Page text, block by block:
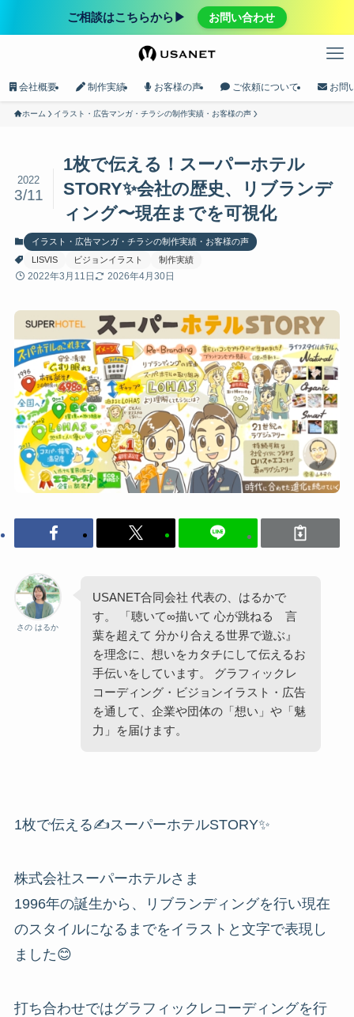
ご相談はこちらから▶︎ お問い合わせ
会社概要 制作実績 お客様の声 ご依頼について お問
ホーム イラスト・広告マンガ・チラシの制作実績・お客様の声
1枚で伝える！スーパーホテル
STORY✨会社の歴史、リブランデ
ィング〜現在までを可視化
2022
3/11
イラスト・広告マンガ・チラシの制作実績・お客様の声
LISVIS
ビジョンイラスト 制作実績
2022年3月11日 2026年4月30日
さの はるか
USANET合同会社 代表の、はるかで
す。 「聴いて∞描いて 心が跳ねる 言
葉を超えて 分かり合える世界で遊ぶ』
を理念に、想いをカタチにして伝えるお
手伝いをしています。 グラフィックレ
コーディング・ビジョンイラスト・広告
を通して、企業や団体の「想い」や「魅
力」を届けます。
1枚で伝える✍️スーパーホテルSTORY✨
株式会社スーパーホテルさま
1996年の誕生から、リブランディングを行い現在
のスタイルになるまでをイラストと文字で表現し
ました😊
打ち合わせではグラフィックレコーディングを行